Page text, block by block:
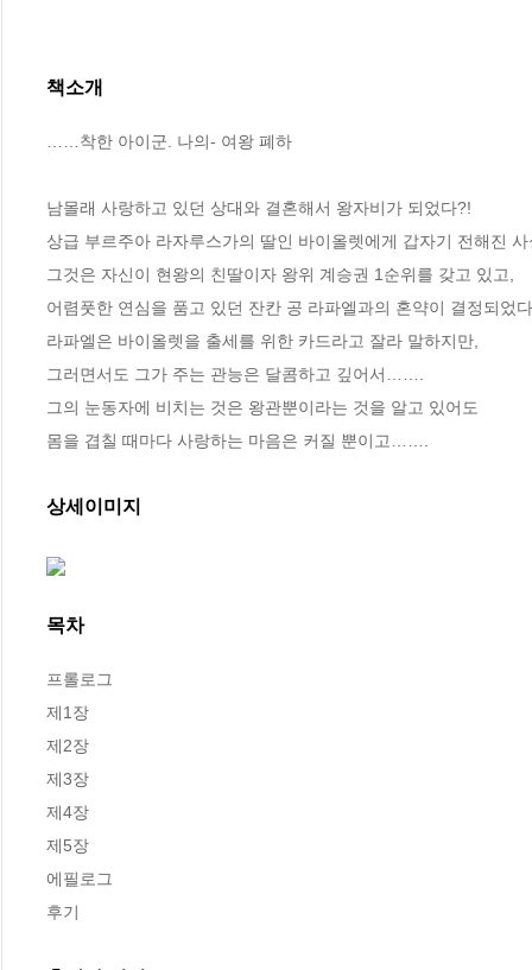
책소개
……착한 아이군. 나의- 여왕 폐하
남몰래 사랑하고 있던 상대와 결혼해서 왕자비가 되었다?!
상급 부르주아 라자루스가의 딸인 바이올렛에게 갑자기 전해진 사
그것은 자신이 현왕의 친딸이자 왕위 계승권 1순위를 갖고 있고,
어렴풋한 연심을 품고 있던 잔칸 공 라파엘과의 혼약이 결정되었
라파엘은 바이올렛을 출세를 위한 카드라고 잘라 말하지만,
그러면서도 그가 주는 관능은 달콤하고 깊어서…….
그의 눈동자에 비치는 것은 왕관뿐이라는 것을 알고 있어도
몸을 겹칠 때마다 사랑하는 마음은 커질 뿐이고…….
상세이미지
목차
프롤로그
제1장
제2장
제3장
제4장
제5장
에필로그
후기